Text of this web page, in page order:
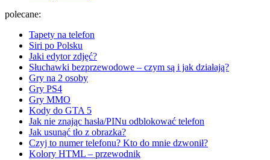
polecane:
Tapety na telefon
Siri po Polsku
Jaki edytor zdjęć?
Słuchawki bezprzewodowe – czym są i jak działają?
Gry na 2 osoby
Gry PS4
Gry MMO
Kody do GTA 5
Jak nie znając hasła/PINu odblokować telefon
Jak usunąć tło z obrazka?
Czyj to numer telefonu? Kto do mnie dzwonił?
Kolory HTML – przewodnik